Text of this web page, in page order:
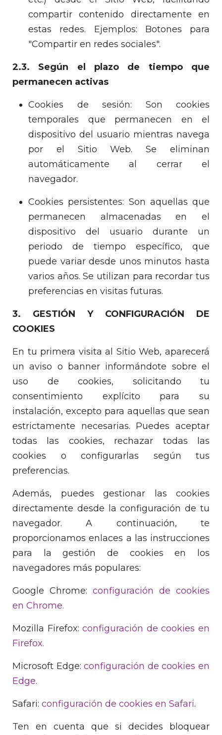
compartir contenido directamente en
estas redes. Ejemplos: Botones para
"Compartir en redes sociales".
2.3. Según el plazo de tiempo que
permanecen activas
Cookies de sesión: Son cookies
temporales que permanecen en el
dispositivo del usuario mientras navega
por el Sitio Web. Se eliminan
automáticamente al cerrar el
navegador.
Cookies persistentes: Son aquellas que
permanecen almacenadas en el
dispositivo del usuario durante un
periodo de tiempo específico, que
puede variar desde unos minutos hasta
varios años. Se utilizan para recordar tus
preferencias en visitas futuras.
3. GESTIÓN Y CONFIGURACIÓN DE
COOKIES
En tu primera visita al Sitio Web, aparecerá
un aviso o banner informándote sobre el
uso de cookies, solicitando tu
consentimiento explícito para su
instalación, excepto para aquellas que sean
estrictamente necesarias. Puedes aceptar
todas las cookies, rechazar todas las
cookies o configurarlas según tus
preferencias.
Además, puedes gestionar las cookies
directamente desde la configuración de tu
navegador. A continuación, te
proporcionamos enlaces a las instrucciones
para la gestión de cookies en los
navegadores más populares:
Google Chrome: configuración de cookies
en Chrome.
Mozilla Firefox:configuración de cookies en
Firefox.
Microsoft Edge:configuración de cookies en
Edge.
Safari: configuración de cookies en Safari.
Ten en cuenta que si decides bloquear